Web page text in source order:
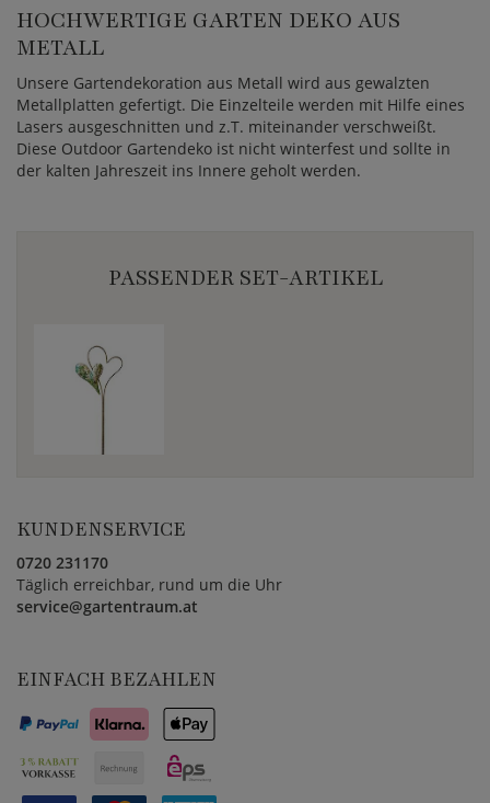
HOCHWERTIGE GARTEN DEKO AUS
METALL
Unsere Gartendekoration aus Metall wird aus gewalzten
Metallplatten gefertigt. Die Einzelteile werden mit Hilfe eines
Lasers ausgeschnitten und z.T. miteinander verschweißt.
Diese Outdoor Gartendeko ist nicht winterfest und sollte in
der kalten Jahreszeit ins Innere geholt werden.
PASSENDER SET-ARTIKEL
KUNDENSERVICE
0720 231170
Täglich erreichbar, rund um die Uhr
service@gartentraum.at
EINFACH BEZAHLEN